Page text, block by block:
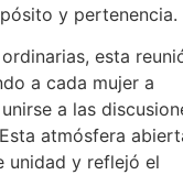
y pertenencia.
esta
a cada mujer a
a las
atmósfera
unidad y reflejó el